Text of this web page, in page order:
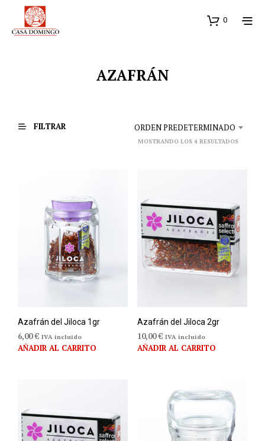
0
AZAFRÁN
FILTRAR ORDEN PREDETERMINADO
MOSTRANDO LOS 4 RESULTADOS
Azafrán del Jiloca 1gr
6,00€ IVA incluido
AÑADIR AL CARRITO
Azafrán del Jiloca 2gr
10,00€ IVA incluido
AÑADIR AL CARRITO